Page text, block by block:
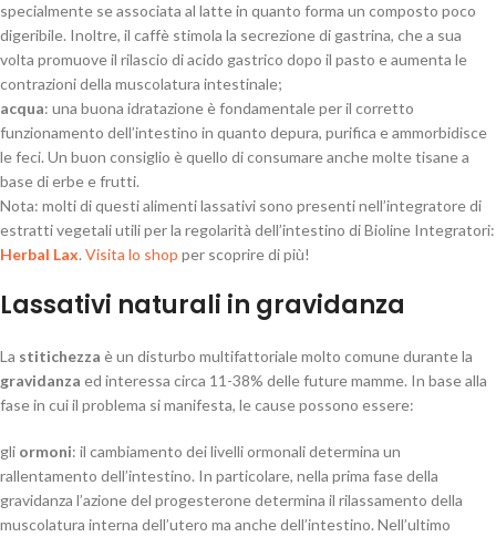
specialmente se associata al latte in quanto forma un composto poco
digeribile. Inoltre, il caffè stimola la secrezione di gastrina, che a sua
volta promuove il rilascio di acido gastrico dopo il pasto e aumenta le
contrazioni della muscolatura intestinale;
acqua: una buona idratazione è fondamentale per il corretto
funzionamento dell’intestino in quanto depura, purifica e ammorbidisce
le feci. Un buon consiglio è quello di consumare anche molte tisane a
base di erbe e frutti.
Nota: molti di questi alimenti lassativi sono presenti nell’integratore di
estratti vegetali utili per la regolarità dell’intestino di Bioline Integratori:
Herbal Lax. Visita lo shop per scoprire di più!
Lassativi naturali in gravidanza
La stitichezza è un disturbo multifattoriale molto comune durante la
gravidanza ed interessa circa 11-38% delle future mamme. In base alla
fase in cui il problema si manifesta, le cause possono essere:
gli ormoni: il cambiamento dei livelli ormonali determina un
rallentamento dell’intestino. In particolare, nella prima fase della
gravidanza l’azione del progesterone determina il rilassamento della
muscolatura interna dell’utero ma anche dell’intestino. Nell’ultimo